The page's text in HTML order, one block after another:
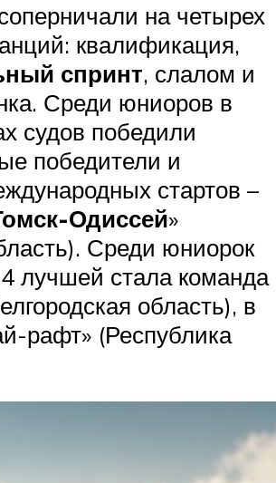
на четырех
квалификация,
спринт, слалом и
Среди юниоров в
судов победили
победители и
стартов –
Одиссей»
Среди юниорок
лучшей стала команда
область), в
рафт» (Республика